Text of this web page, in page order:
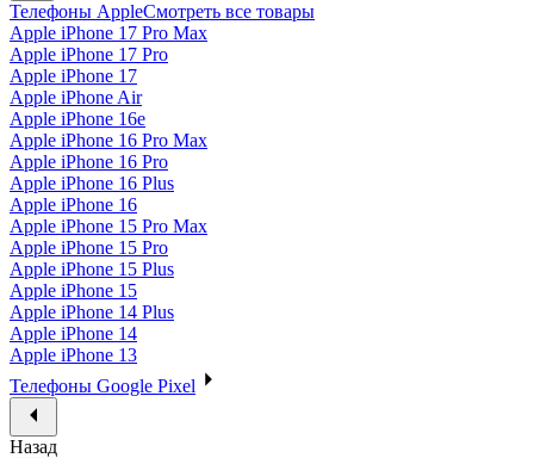
Телефоны AppleСмотреть все товары
Apple iPhone 17 Pro Max
Apple iPhone 17 Pro
Apple iPhone 17
Apple iPhone Air
Apple iPhone 16e
Apple iPhone 16 Pro Max
Apple iPhone 16 Pro
Apple iPhone 16 Plus
Apple iPhone 16
Apple iPhone 15 Pro Max
Apple iPhone 15 Pro
Apple iPhone 15 Plus
Apple iPhone 15
Apple iPhone 14 Plus
Apple iPhone 14
Apple iPhone 13
Телефоны Google Pixel
Назад